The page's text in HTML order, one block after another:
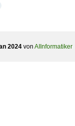
2024 von AIInformatiker